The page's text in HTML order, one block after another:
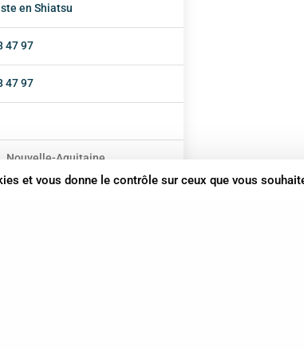
en Shiatsu
47 97
47 97
Nouvelle-Aquitaine
À domicile
et vous donne le contrôle sur ceux que vous